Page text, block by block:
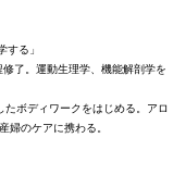
る」
了。運動生理学、機能解剖学を
ボディワークをはじめる。アロ
婦のケアに携わる。